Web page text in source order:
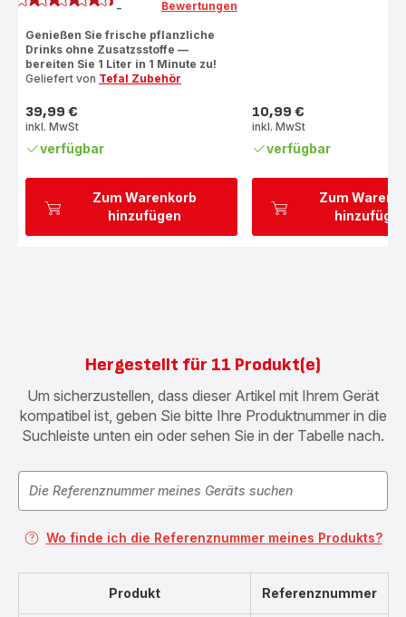
Zum Warenkorb
hinzufügen
-
Bewertungen
Genießen Sie frische pflanzliche
Drinks ohne Zusatzsstoffe —
bereiten Sie 1 Liter in 1 Minute zu!
Geliefert von Tefal Zubehör
Preis
39,99 €
inkl. MwSt
verfügbar
Zum
Preis
10,99 €
inkl. MwSt
verfügbar
Hergestellt für 11 Produkt(e)
Um sicherzustellen, dass dieser Artikel mit Ihrem Gerät
kompatibel ist, geben Sie bitte Ihre Produktnummer in die
Suchleiste unten ein oder sehen Sie in der Tabelle nach.
Wo finde ich die Referenznummer meines Produkts?
Produkt Referenznummer